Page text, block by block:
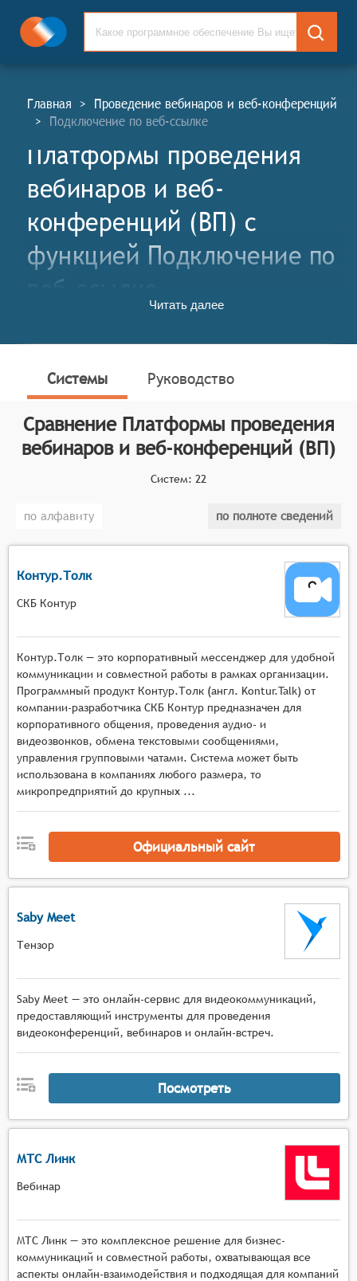
Главная > Проведение вебинаров и веб-конференций
> Подключение по веб-ссылке
Платформы проведения
вебинаров и веб-
конференций (ВП) c
функцией Подключение по
веб-ссылке
онлайн-сервисы, предназначенные для организации
и проведения вебинаров, веб-конференций, онлайн-
тренингов, онлайн-презентаций, онлайн-обучения и
онлайн-встреч. Данные платформы функционируют
на основе программного обеспечения, которое
режиме реального времени.
для систем. Для того, чтобы быть представленными
на рынке платформ проведения вебинаров и веб-
конференций, системы должны иметь следующие
Масштабируемая видеотрансляция с
поддержкой высокой нагрузки, возможностью
подключения тысяч участников одновременно,
адаптивным качеством потока в зависимости от
условий сети и автоматическим
переключением режимов отображения,
Мультимедийная среда с инструментами
демонстрации экрана, работы с виртуальными
досками, показа презентаций и документов, а
также поддержкой различных форматов
мультимедийного контента в реальном
опросов, голосований, тестов, сессиями
нескольких ведущих и модераторов,
возможностью переключения между
Коммуникационные инструменты с
многопользовательским чатом, функцией
поднятия руки, приватными сообщениями,
голосовым общением в малых группах и
возможностью комментирования материалов в
Читать далее
Системы Руководство
Сравнение Платформы проведения
вебинаров и веб-конференций (ВП)
Систем: 22
по алфавиту по полноте сведений
Контур.Толк
СКБ Контур
Контур.Толк — это корпоративный мессенджер для удобной
коммуникации и совместной работы в рамках организации.
Программный продукт Контур.Толк (англ. Kontur.Talk) от
компании-разработчика СКБ Контур предназначен для
корпоративного общения, проведения аудио- и
видеозвонков, обмена текстовыми сообщениями,
управления групповыми чатами. Система может быть
использована в компаниях любого размера, то
микропредприятий до крупных ...
Официальный сайт
Saby Meet
Тензор
Saby Meet — это онлайн-сервис для видеокоммуникаций,
предоставляющий инструменты для проведения
видеоконференций, вебинаров и онлайн-встреч.
Посмотреть
МТС Линк
Вебинар
МТС Линк — это комплексное решение для бизнес-
коммуникаций и совместной работы, охватывающая все
аспекты онлайн-взаимодействия и подходящая для компаний